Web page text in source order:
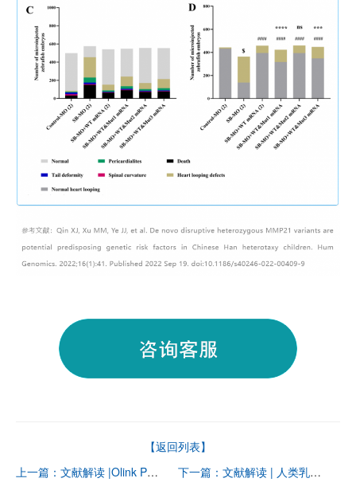
【返回列表】
上一篇：文献解读 |Olink PEA 助力新一代泛癌血液蛋白组图谱
下一篇：文献解读 | 人类乳腺正常、癌前和致瘤状态的单细胞 RNA 表达图谱